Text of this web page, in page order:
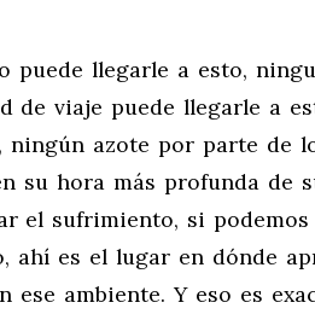
puede llegarle a esto,
de viaje puede llegarle a
azote por parte de
su hora más profunda de
el sufrimiento, si
ahí es el lugar en dónde
ambiente. Y eso es